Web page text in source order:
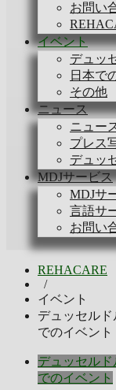
お問い
イベント
デュッ
日本で
その他
ニュース
ニュー
プレス
デュッ
MDJサービス
MDJサ
言語サ
お問い
REHACARE
/
イベント
デュッセルド
でのイベント
デュッセルド
でのイベント